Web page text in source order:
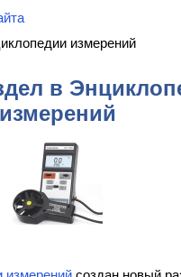
измерений
в
измерений